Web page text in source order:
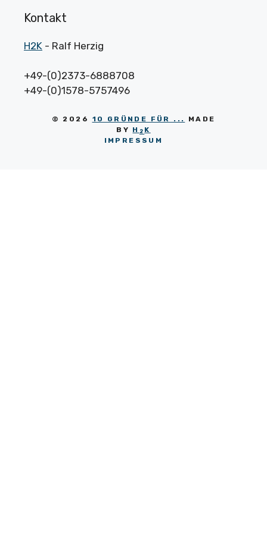
Kontakt
H2K - Ralf Herzig
+49-(0)2373-6888708
+49-(0)1578-5757496
© 2026 10 GRÜNDE FÜR ...
MADE
BY H 2 K
IMPRESSUM